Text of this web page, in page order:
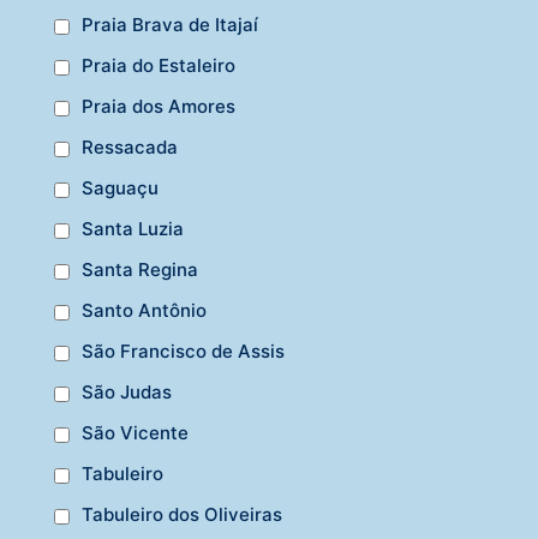
Praia Brava de Itajaí
Praia do Estaleiro
Praia dos Amores
Ressacada
Saguaçu
Santa Luzia
Santa Regina
Santo Antônio
São Francisco de Assis
São Judas
São Vicente
Tabuleiro
Tabuleiro dos Oliveiras